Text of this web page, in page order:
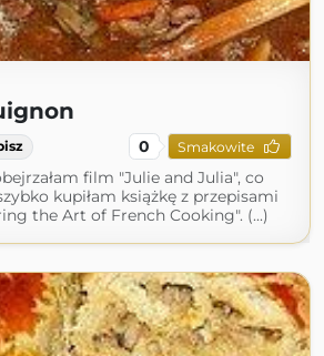
0 Smakowite
film "Julie and Julia", co
kupiłam książkę z przepisami
the Art of French Cooking". (...)